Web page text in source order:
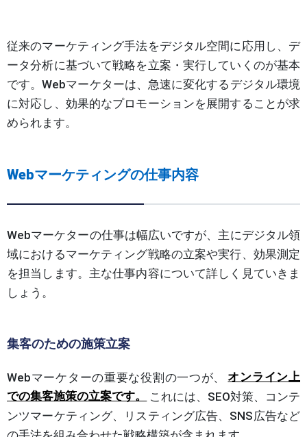
従来のマーケティング手法をデジタル空間に応用し、デ
ータ分析に基づいて戦略を立案・実行していくのが基本
です。Webマーケターは、急速に変化するデジタル環境
に対応し、効果的なプロモーションを展開することが求
められます。
Webマーケティングの仕事内容
Webマーケターの仕事は幅広いですが、主にデジタル領
域におけるマーケティング戦略の立案や実行、効果測定
を担当します。主な仕事内容について詳しく見ていきま
しょう。
集客のための施策立案
Webマーケターの重要な役割の一つが、
オンライン上
での集客施策の立案です。
これには、SEO対策、コンテ
ンツマーケティング、リスティング広告、SNS広告など